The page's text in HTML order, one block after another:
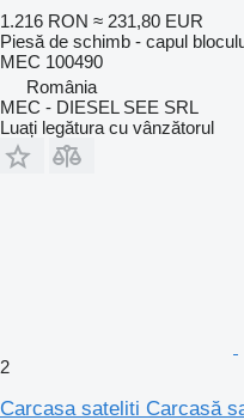
1.216 RON ≈ 231,80 EUR
Piesă de schimb - capul
MEC 100490
România
MEC - DIESEL SEE SRL
Luați legătura cu vânzătorul
2
Carcasa sateliti Carcasă